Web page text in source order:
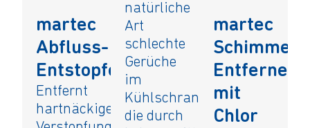
martec
Abfluss-
Entstopfer
Entfernt
hartnäckige
natürliche
Art
schlechte
Gerüche
im
Kühlschrank,
die durch
martec
Schimmel-
Entferner
mit
Chlor